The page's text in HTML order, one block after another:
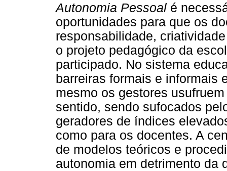
Autonomia Pessoal é
oportunidades para que os
responsabilidade,
o projeto pedagógico da
participado. No sistema
barreiras formais e informais
mesmo os gestores
sentido, sendo sufocados
geradores de índices
como para os docentes. A
de modelos teóricos e
autonomia em detrimento da